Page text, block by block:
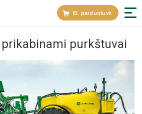
El. parduotuvė
prikabinami purkštuvai